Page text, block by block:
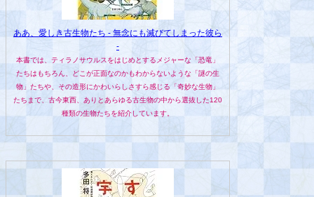
ああ、愛しき古生物たち - 無念にも滅びてしまった彼ら
-
本書では、ティラノサウルスをはじめとするメジャーな「恐竜」
たちはもちろん、どこが正面なのかもわからないような「謎の生
物」たちや、その造形にかわいらしさすら感じる「奇妙な生物」
たちまで、古今東西、ありとあらゆる古生物の中から選抜した120
種類の生物たちを紹介しています。